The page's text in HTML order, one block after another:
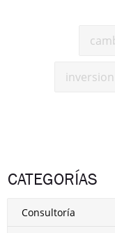
CATEGORÍAS
Consultoría